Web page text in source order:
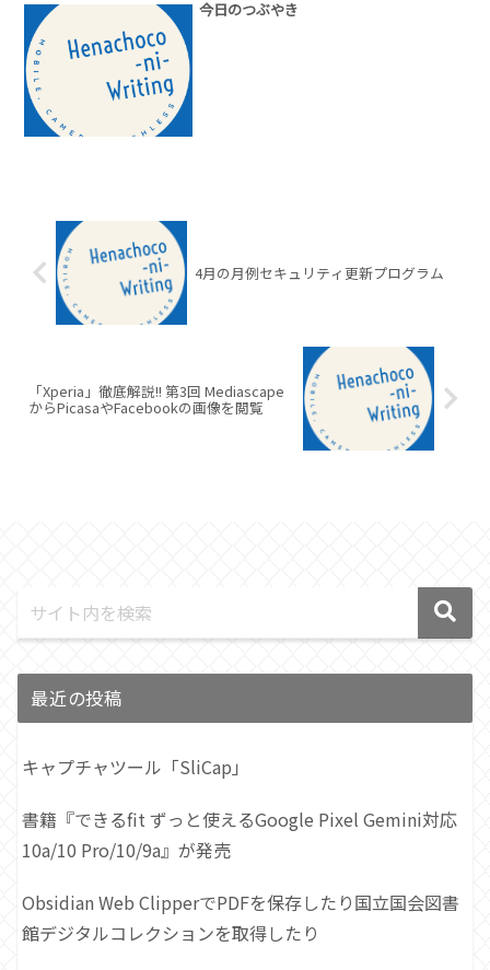
今日のつぶやき
4月の月例セキュリティ更新プログラム
「Xperia」徹底解説!! 第3回 Mediascape
からPicasaやFacebookの画像を閲覧
最近の投稿
キャプチャツール「SliCap」
書籍『できるfit ずっと使えるGoogle Pixel Gemini対応
10a/10 Pro/10/9a』が発売
Obsidian Web ClipperでPDFを保存したり国立国会図書
館デジタルコレクションを取得したり